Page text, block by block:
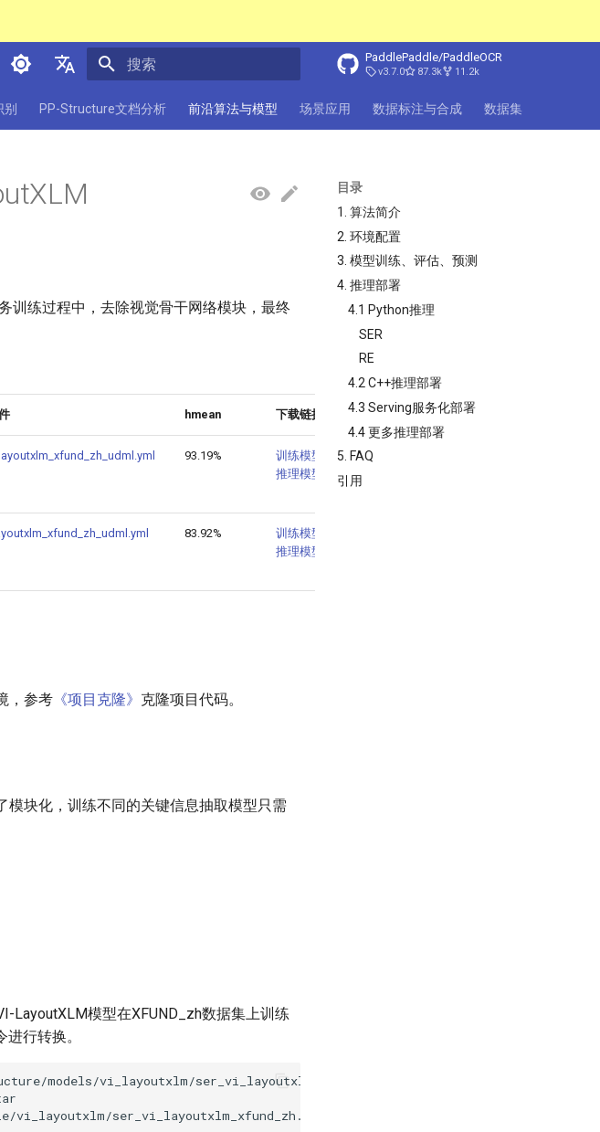
简体中文
Pу́сский язы́к
Help translating
PaddlePaddle/PaddleOCR
v3.7.0 87.3k 11.2k
别 PP-Structure文档分析 前沿算法与模型 场景应用 数据标注与合成 数据集
目录
1. 算法简介
2. 环境配置
3. 模型训练、评估、预测
4. 推理部署
4.1 Python推理
SER
RE
4.2 C++推理部署
4.3 Serving服务化部署
4.4 更多推理部署
5. FAQ
引用
训练过程中，去除视觉骨干网络模块，最终
hmean 下载链接
93.19% 训练模型
推理模型
83.92% 训练模型
推理模型
，参考 《项目克隆》 克隆项目代码。
模块化，训练不同的关键信息抽取模型只需
LayoutXLM模型在XFUND_zh数据集上训练
行转换。
vi_layoutxlm/ser_vi_layoutxlm_xfund_zh.yml